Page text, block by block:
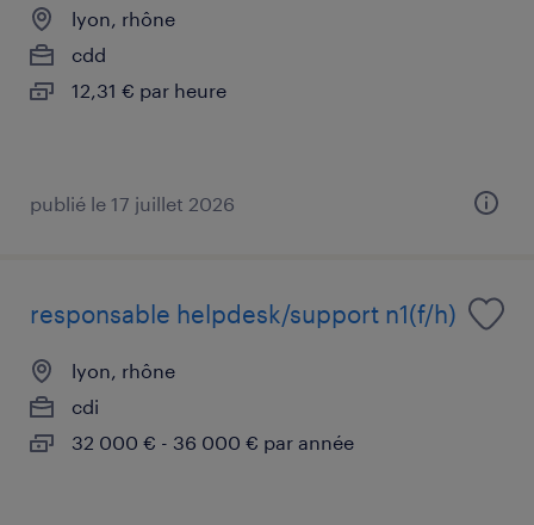
lyon, rhône
cdd
12,31 € par heure
publié le 17 juillet 2026
responsable helpdesk/support n1(f/h)
lyon, rhône
cdi
32 000 € - 36 000 € par année